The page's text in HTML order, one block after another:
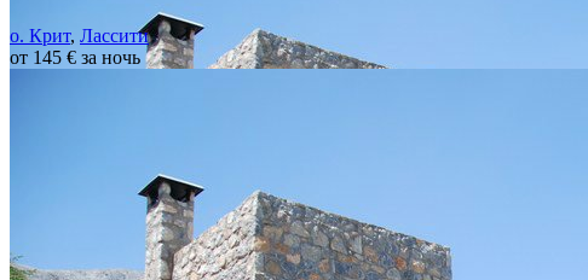
о. Крит, Лассити
от 145 € за ночь